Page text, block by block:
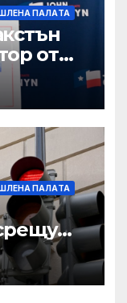
ПАЛAТА
от
ПАЛAТА
дело с